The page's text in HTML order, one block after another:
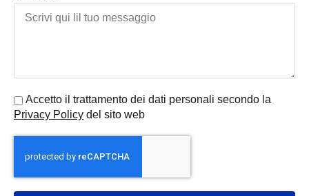
Accetto il trattamento dei dati personali secondo la
Privacy Policy del sito web